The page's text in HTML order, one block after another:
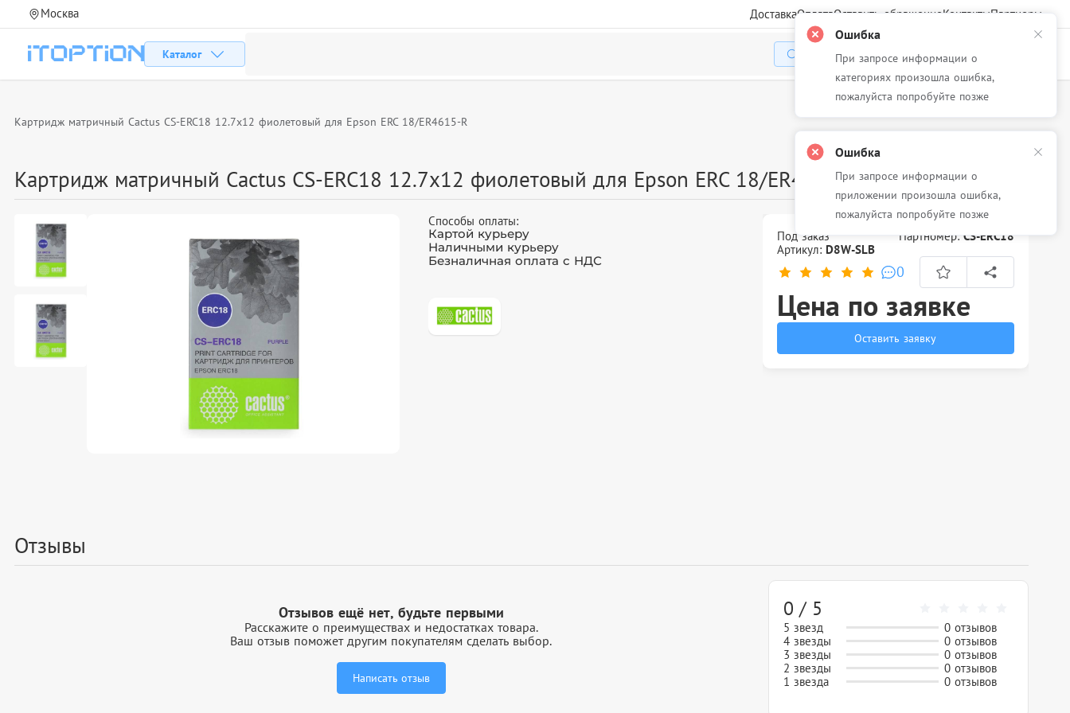
Москва ДоставкаОплатаОставить обращениеКонтактыПартнеры
Каталог
Избранное Корзина
Картридж матричный Cactus CS-ERC18 12.7x12 фиолетовый для Epson ERC 18/ER4615-R
Картридж матричный Cactus CS-ERC18 12.7x12 фиолетовый для Epson ERC 18/ER4615-R
Способы оплаты:
Картой курьеру
Наличными курьеру
Безналичная оплата с НДС
Под заказ Партномер:CS-ERC18
Артикул: D8W-SLB
0
Цена по заявке
Оставить заявку
Отзывы
Отзывов ещё нет, будьте первыми
Расскажите о преимуществах и недостатках товара.
Ваш отзыв поможет другим покупателям сделать выбор.
Написать отзыв
0 / 5
5 звезд
0 отзывов
4 звезды
0 отзывов
3 звезды
0 отзывов
2 звезды
0 отзывов
1 звезда
0 отзывов
Ошибка
При запросе информации о
категориях произошла ошибка,
пожалуйста попробуйте позже
Ошибка
При запросе информации о
приложении произошла ошибка,
пожалуйста попробуйте позже